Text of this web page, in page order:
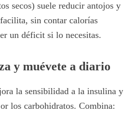
secos) suele reducir antojos y
sin contar calorías
un déficit si lo necesitas.
y muévete a diario
la sensibilidad a la insulina y
los carbohidratos. Combina: